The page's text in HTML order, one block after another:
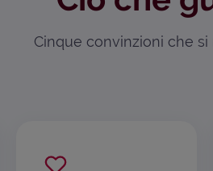
Cinque convinzioni che